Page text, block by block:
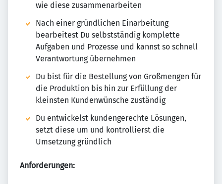
wie diese zusammenarbeiten
Nach einer gründlichen Einarbeitung
bearbeitest Du selbstständig komplette
Aufgaben und Prozesse und kannst so schnell
Verantwortung übernehmen
Du bist für die Bestellung von Großmengen für
die Produktion bis hin zur Erfüllung der
kleinsten Kundenwünsche zuständig
Du entwickelst kundengerechte Lösungen,
setzt diese um und kontrollierst die
Umsetzung gründlich
Anforderungen: